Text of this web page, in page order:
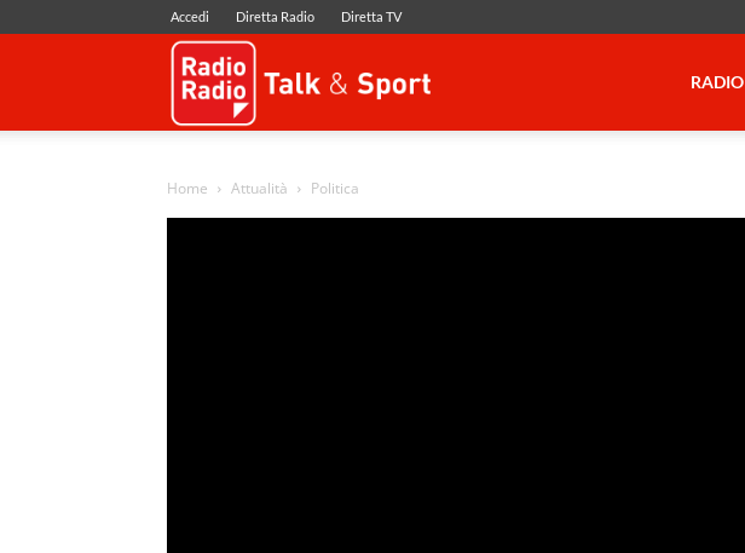
Accedi Diretta Radio Diretta TV
RADIO
Home Attualità Politica